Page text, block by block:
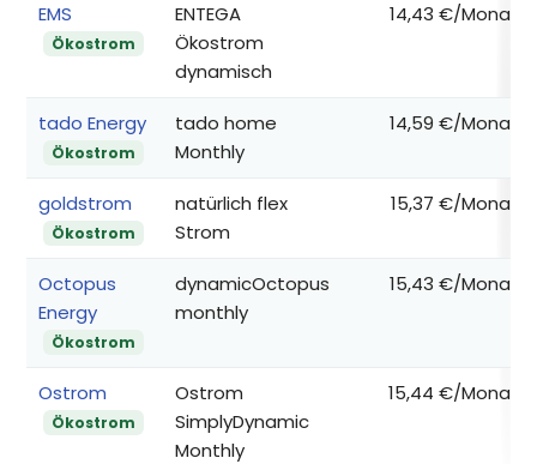
EMS
Ökostrom
ENTEGA
Ökostrom
dynamisch
14,43 €/Monat
tado Energy
Ökostrom
tado home
Monthly
14,59 €/Monat
goldstrom
Ökostrom
natürlich flex
Strom
15,37 €/Monat
Octopus
Energy
Ökostrom
dynamicOctopus
monthly
15,43 €/Monat
Ostrom
Ökostrom
Ostrom
SimplyDynamic
Monthly
15,44 €/Monat